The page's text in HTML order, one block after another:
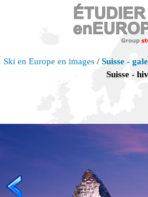
Ski en Europe en images/ Suisse -
Suisse -